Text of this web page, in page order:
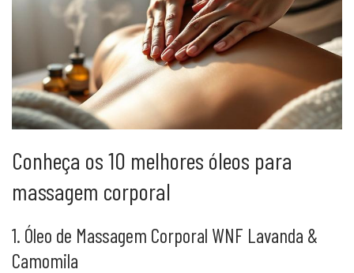
Conheça os 10 melhores óleos para
massagem corporal
1. Óleo de Massagem Corporal WNF Lavanda &
Camomila